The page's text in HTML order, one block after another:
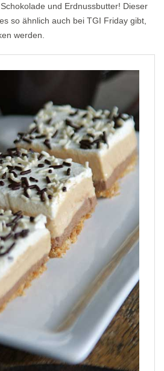
und Erdnussbutter! Dieser
so ähnlich auch bei TGI Friday gibt,
werden.